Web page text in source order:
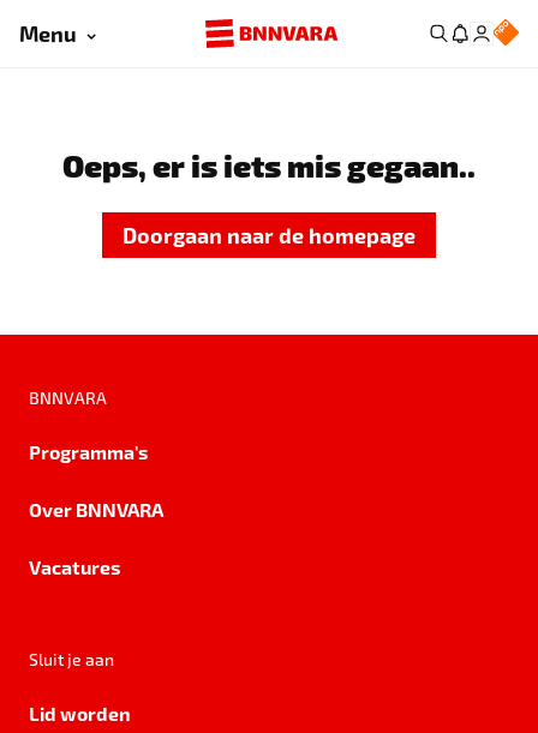
Menu
Oeps, er is iets mis gegaan..
Doorgaan naar de homepage
BNNVARA
Programma's
Over BNNVARA
Vacatures
Sluit je aan
Lid worden